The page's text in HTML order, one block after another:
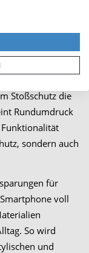
perfekten Schutz
durch
Hardcase
Stoßschutz die
Rundumdruck
sondern auch
für
voll
So wird
und